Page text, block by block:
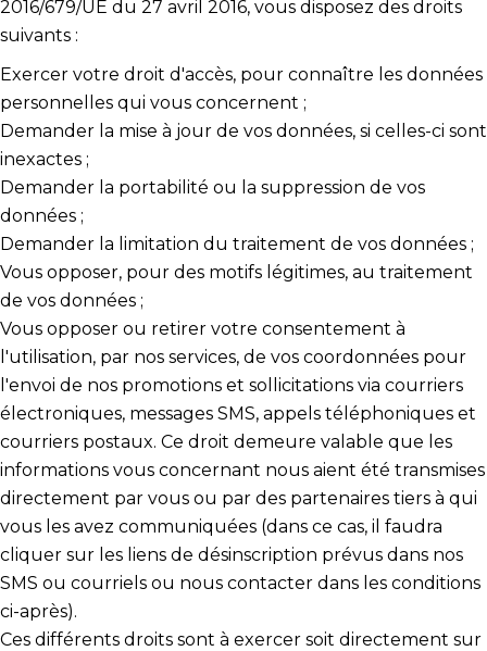
2016/679/UE du 27 avril 2016, vous disposez des droits
suivants :
Exercer votre droit d'accès, pour connaître les données
personnelles qui vous concernent ;
Demander la mise à jour de vos données, si celles-ci sont
inexactes ;
Demander la portabilité ou la suppression de vos
données ;
Demander la limitation du traitement de vos données ;
Vous opposer, pour des motifs légitimes, au traitement
de vos données ;
Vous opposer ou retirer votre consentement à
l'utilisation, par nos services, de vos coordonnées pour
l'envoi de nos promotions et sollicitations via courriers
électroniques, messages SMS, appels téléphoniques et
courriers postaux. Ce droit demeure valable que les
informations vous concernant nous aient été transmises
directement par vous ou par des partenaires tiers à qui
vous les avez communiquées (dans ce cas, il faudra
cliquer sur les liens de désinscription prévus dans nos
SMS ou courriels ou nous contacter dans les conditions
ci-après).
Ces différents droits sont à exercer soit directement sur